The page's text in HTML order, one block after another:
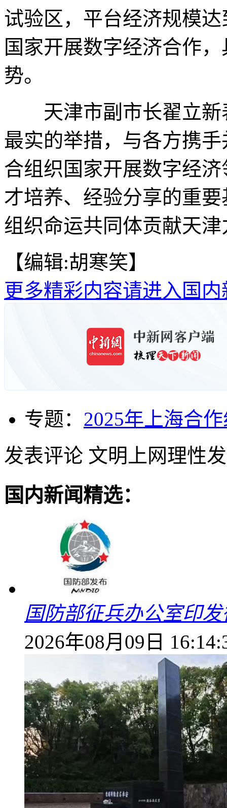
试验区，平台经济规模
国家开展数字经济合作
势。
天津市副市长翟立新
最实的举措，与各方携
合组织国家开展数字经
才培养、经验分享的重
组织命运共同体贡献天津
【编辑:胡寒笑】
更多精彩内容请进入国内
专题： 2025年上海合
发表评论 文明上网理性
国内新闻精选：
国防部征兵办公室印
2026年08月09日